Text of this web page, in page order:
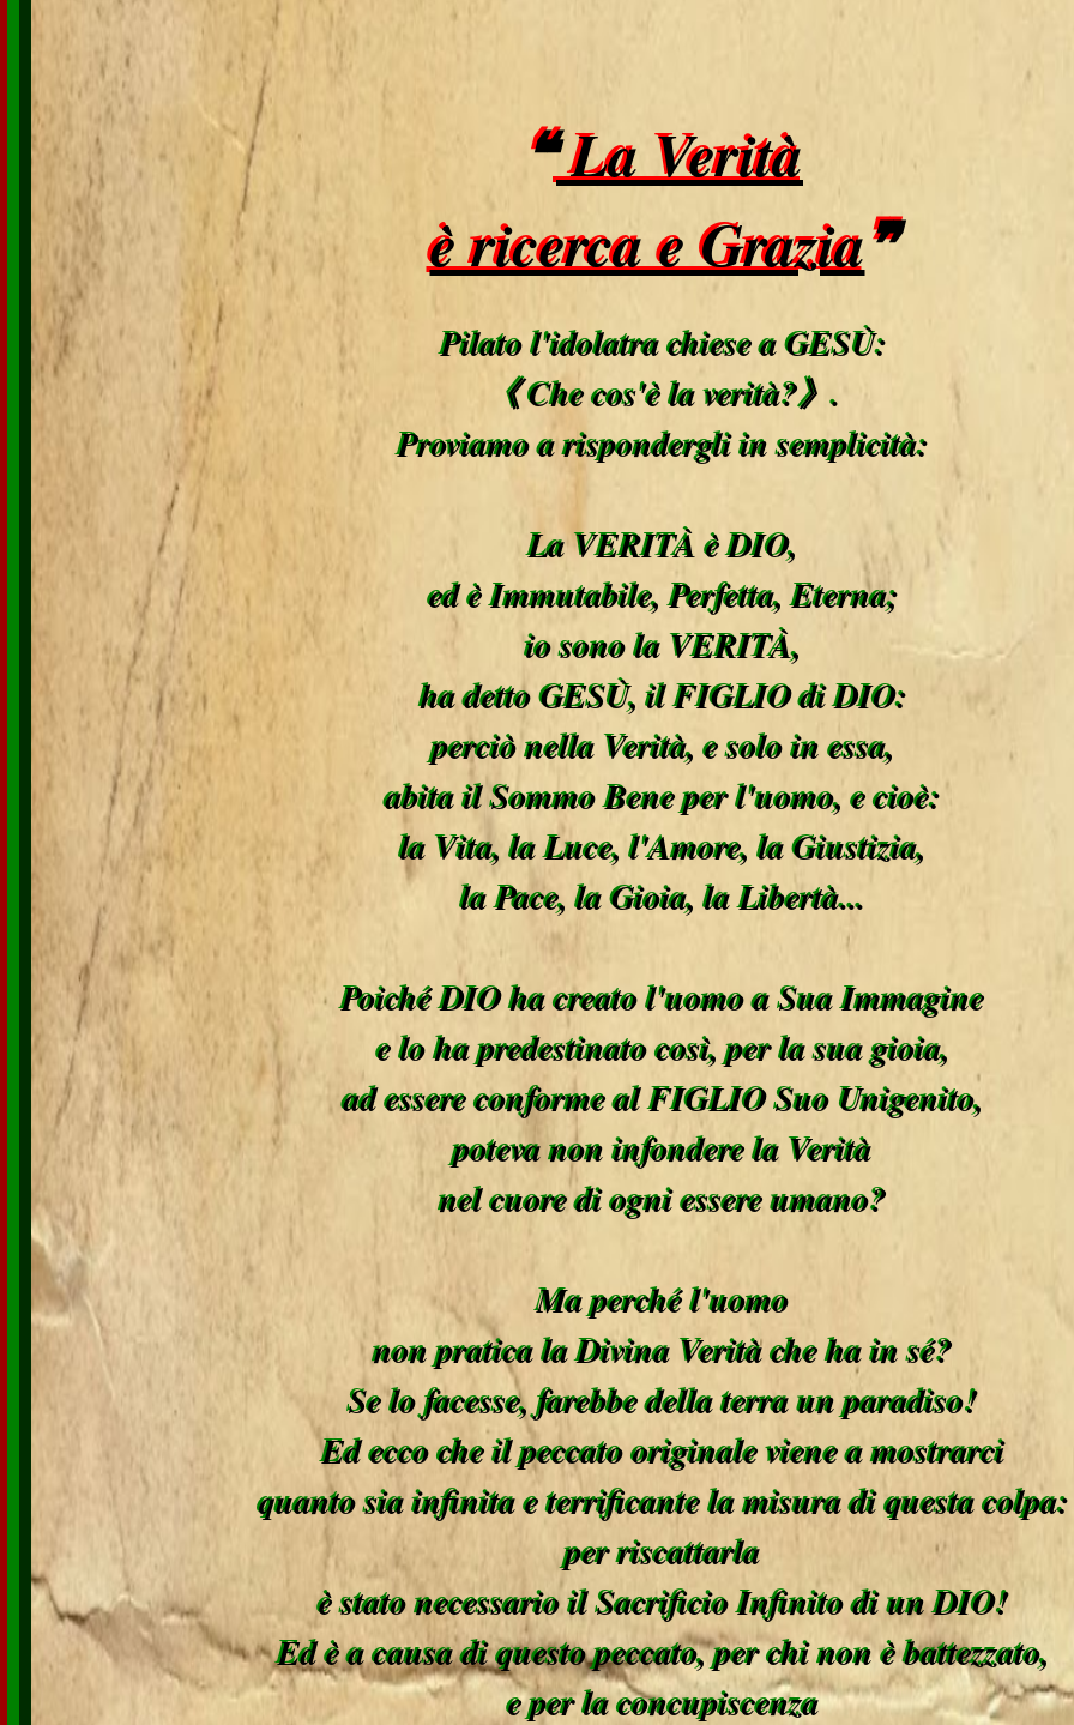
❝La Verità
è ricerca e Grazia❞
Pilato l'idolatra chiese a GESÙ:
《 Che cos'è la verità?》.
Proviamo a rispondergli in semplicità:
La VERITÀ è DIO,
ed è Immutabile, Perfetta, Eterna;
io sono la VERITÀ,
ha detto GESÙ, il FIGLIO di DIO:
perciò nella Verità, e solo in essa,
abita il Sommo Bene per l'uomo, e cioè:
la Vita, la Luce, l'Amore, la Giustizia,
la Pace, la Gioia, la Libertà...
Poiché DIO ha creato l'uomo a Sua Immagine
e lo ha predestinato così, per la sua gioia,
ad essere conforme al FIGLIO Suo Unigenito,
poteva non infondere la Verità
nel cuore di ogni essere umano?
Ma perché l'uomo
non pratica la Divina Verità che ha in sé?
Se lo facesse, farebbe della terra un paradiso!
Ed ecco che il peccato originale viene a mostrarci
quanto sia infinita e terrificante la misura di questa colpa:
per riscattarla
è stato necessario il Sacrificio Infinito di un DIO!
Ed è a causa di questo peccato, per chi non è battezzato,
e per la concupiscenza